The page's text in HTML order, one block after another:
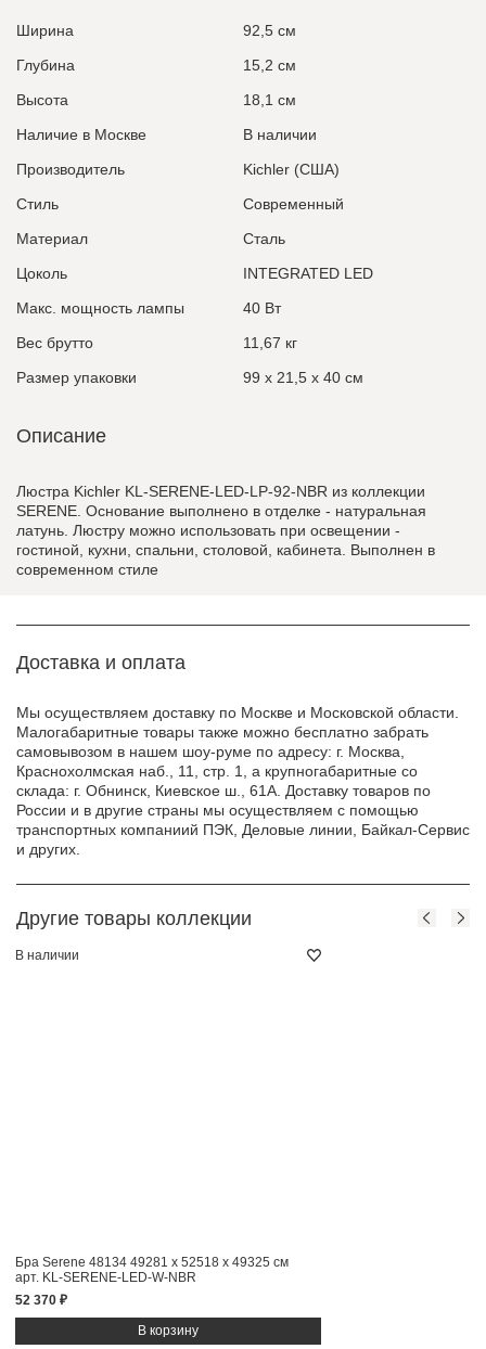
Ширина
92,5 см
Глубина
15,2 см
Высота
18,1 см
Наличие в Москве
В наличии
Производитель
Kichler (США)
Стиль
Современный
Материал
Сталь
Цоколь
INTEGRATED LED
Макс. мощность лампы
40 Вт
Вес брутто
11,67 кг
Размер упаковки
99 x 21,5 x 40 см
Описание
Люстра Kichler KL-SERENE-LED-LP-92-NBR из коллекции
SERENE. Основание выполнено в отделке - натуральная
латунь. Люстру можно использовать при освещении -
гостиной, кухни, спальни, столовой, кабинета. Выполнен в
современном стиле
Доставка и оплата
Мы осуществляем доставку по Москве и Московской области.
Малогабаритные товары также можно бесплатно забрать
самовывозом в нашем шоу-руме по адресу: г. Москва,
Краснохолмская наб., 11, стр. 1, а крупногабаритные со
склада: г. Обнинск, Киевское ш., 61А. Доставку товаров по
России и в другие страны мы осуществляем с помощью
транспортных компаниий ПЭК, Деловые линии, Байкал-Сервис
и других.
Другие товары коллекции
В наличии
Бра Serene 48134 49281 x 52518 x 49325 см
арт. KL-SERENE-LED-W-NBR
52 370 ₽